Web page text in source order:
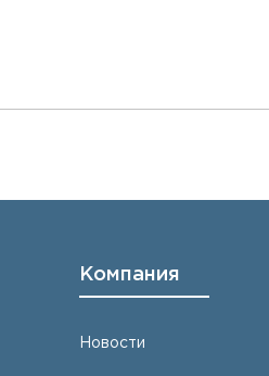
Компания
Новости